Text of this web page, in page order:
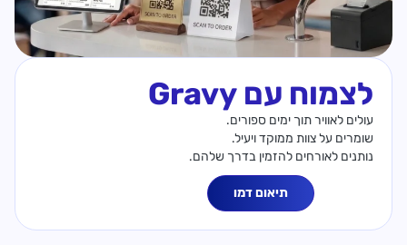
לצמוח עם Gravy
עולים לאוויר תוך ימים ספורים.
שומרים על צוות ממוקד ויעיל.
נותנים לאורחים להזמין בדרך שלהם.
תיאום דמו